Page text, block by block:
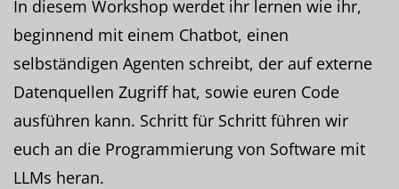
In diesem Workshop werdet ihr lernen wie ihr,
beginnend mit einem Chatbot, einen
selbständigen Agenten schreibt, der auf externe
Datenquellen Zugriff hat, sowie euren Code
ausführen kann. Schritt für Schritt führen wir
euch an die Programmierung von Software mit
LLMs heran.